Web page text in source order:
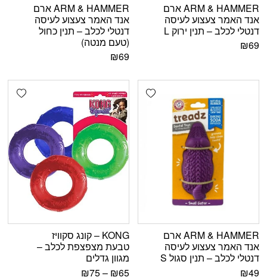
ARM & HAMMER ארם
אנד האמר צעצוע לעיסה
דנטלי לכלב – תנין ירוק L
₪69
ARM & HAMMER ארם
אנד האמר צעצוע לעיסה
דנטלי לכלב – תנין כחול
(טעם מנטה)
₪69
Add wishlist
ARM & HAMMER ארם
אנד האמר צעצוע לעיסה
דנטלי לכלב – תנין סגול S
₪49
KONG – קונג סקוויז
טבעת מצפצפת לכלב –
מגוון גדלים
₪65
–
₪75